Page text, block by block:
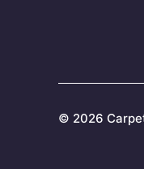
© 2026